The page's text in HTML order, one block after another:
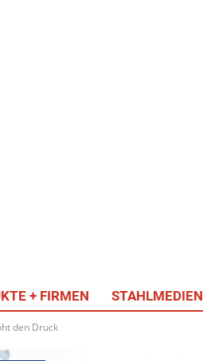
+ FIRMEN STAHLMEDIEN
den Druck